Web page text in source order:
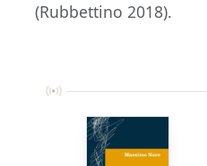
(Rubbettino 2018).